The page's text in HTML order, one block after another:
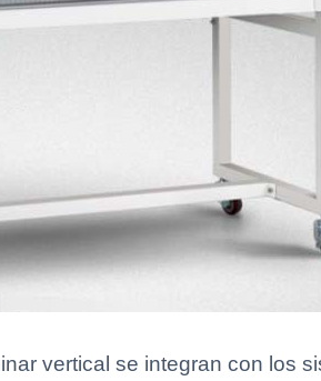
vertical se integran con los